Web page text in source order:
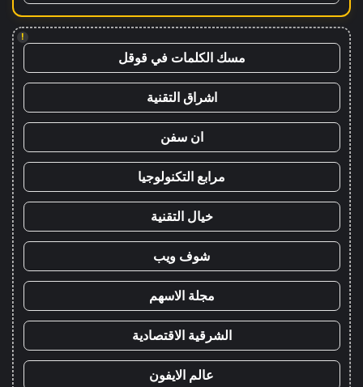
!
مسك الكلمات في قوقل
اشراق التقنية
ان سفن
مرابع التكنولوجيا
خيال التقنية
شوف ويب
مجلة الاسهم
الشرقية الاقتصادية
عالم الايفون